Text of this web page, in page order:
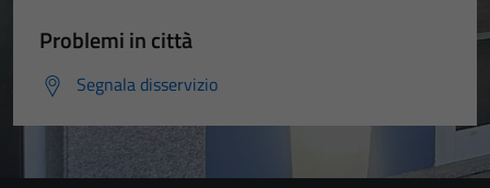
Problemi in città
Segnala disservizio